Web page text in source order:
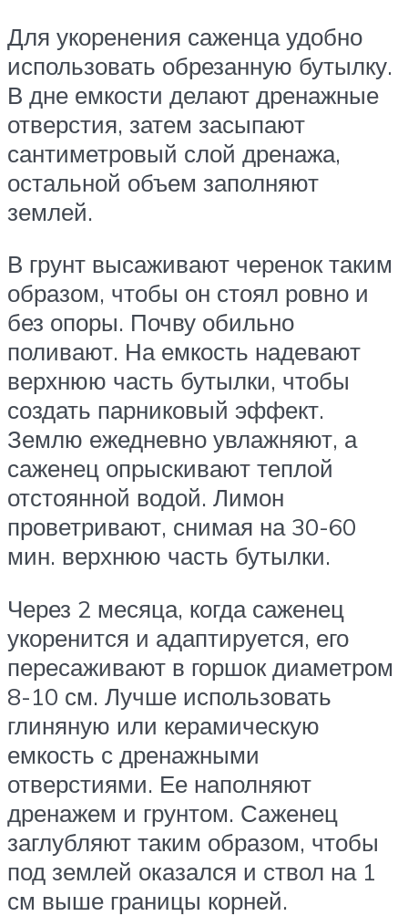
Для укоренения саженца удобно
использовать обрезанную бутылку.
В дне емкости делают дренажные
отверстия, затем засыпают
сантиметровый слой дренажа,
остальной объем заполняют
землей.
В грунт высаживают черенок таким
образом, чтобы он стоял ровно и
без опоры. Почву обильно
поливают. На емкость надевают
верхнюю часть бутылки, чтобы
создать парниковый эффект.
Землю ежедневно увлажняют, а
саженец опрыскивают теплой
отстоянной водой. Лимон
проветривают, снимая на 30-60
мин. верхнюю часть бутылки.
Через 2 месяца, когда саженец
укоренится и адаптируется, его
пересаживают в горшок диаметром
8-10 см. Лучше использовать
глиняную или керамическую
емкость с дренажными
отверстиями. Ее наполняют
дренажем и грунтом. Саженец
заглубляют таким образом, чтобы
под землей оказался и ствол на 1
см выше границы корней.